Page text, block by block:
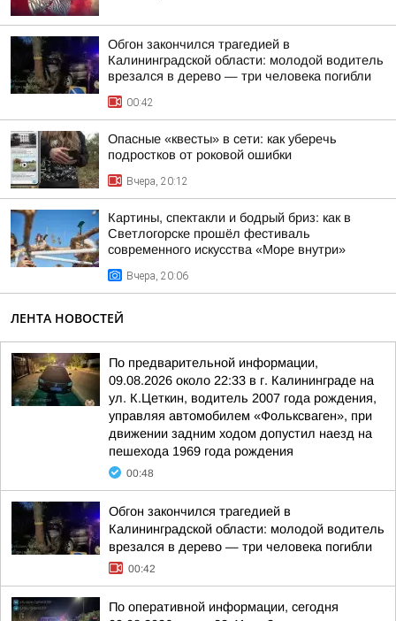
Обгон закончился трагедией в
Калининградской области: молодой водитель
врезался в дерево — три человека погибли
00:42
Опасные «квесты» в сети: как уберечь
подростков от роковой ошибки
Вчера, 20:12
Картины, спектакли и бодрый бриз: как в
Светлогорске прошёл фестиваль
современного искусства «Море внутри»
Вчера, 20:06
ЛЕНТА НОВОСТЕЙ
По предварительной информации,
09.08.2026 около 22:33 в г. Калининграде на
ул. К.Цеткин, водитель 2007 года рождения,
управляя автомобилем «Фольксваген», при
движении задним ходом допустил наезд на
пешехода 1969 года рождения
00:48
Обгон закончился трагедией в
Калининградской области: молодой водитель
врезался в дерево — три человека погибли
00:42
По оперативной информации, сегодня